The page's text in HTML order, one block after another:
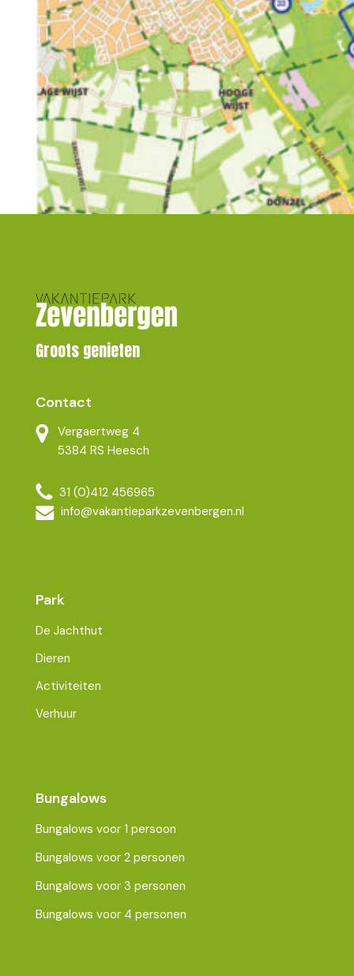
Groots genieten
Contact
Vergaertweg 4
5384 RS Heesch
31 (0)412 456965
info@vakantieparkzevenbergen.nl
Park
De Jachthut
Dieren
Activiteiten
Verhuur
Bungalows
Bungalows voor 1 persoon
Bungalows voor 2 personen
Bungalows voor 3 personen
Bungalows voor 4 personen